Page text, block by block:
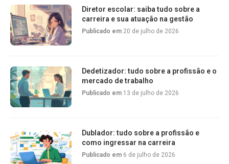
Diretor escolar: saiba tudo sobre a
carreira e sua atuação na gestão
Publicado em 20 de julho de 2026
Dedetizador: tudo sobre a profissão e o
mercado de trabalho
Publicado em 13 de julho de 2026
Dublador: tudo sobre a profissão e
como ingressar na carreira
Publicado em 6 de julho de 2026